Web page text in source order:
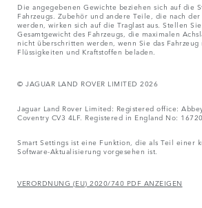
Die angegebenen Gewichte beziehen sich auf die
Fahrzeugs. Zubehör und andere Teile, die nach
werden, wirken sich auf die Traglast aus. Stellen
Gesamtgewicht des Fahrzeugs, die maximalen
nicht überschritten werden, wenn Sie das Fahrzeug
Flüssigkeiten und Kraftstoffen beladen.
© JAGUAR LAND ROVER LIMITED 2026
Jaguar Land Rover Limited: Registered office:
Coventry CV3 4LF. Registered in England No:
Smart Settings ist eine Funktion, die als Teil einer
Software-Aktualisierung vorgesehen ist.
VERORDNUNG (EU) 2020/740 PDF ANZEIGEN